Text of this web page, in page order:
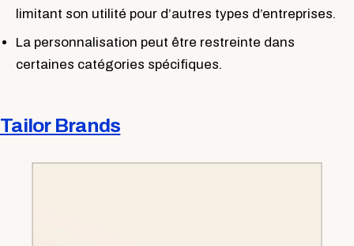
limitant son utilité pour d’autres types d’entreprises.
La personnalisation peut être restreinte dans
certaines catégories spécifiques.
Tailor Brands